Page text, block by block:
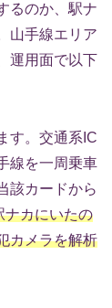
るのか、駅ナ
山手線エリア
運用面で以下
す。交通系IC
線を一周乗車
該カードから
ナカにいたの
カメラを解析